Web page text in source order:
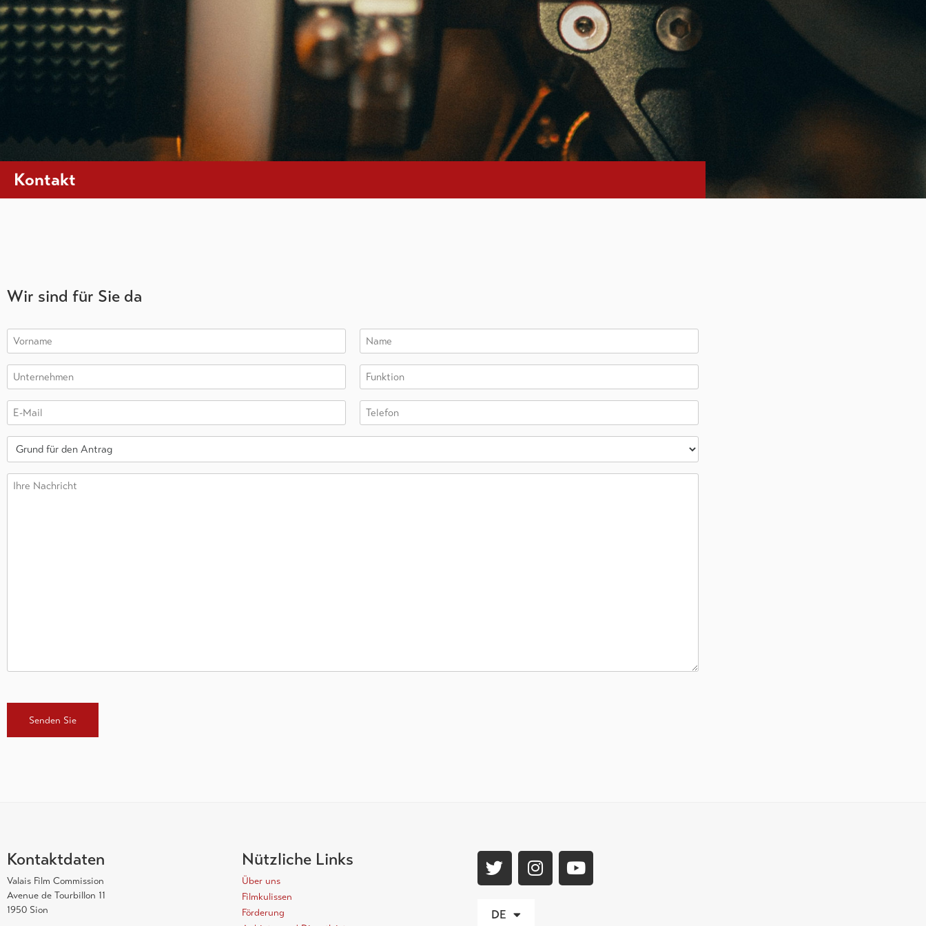
Kontakt
Wir sind für Sie da
Vorname Name
Unternehmen Funktion
E-
Mail
Telefon
Grund
für
den
Ihre
Kontaktdaten
Valais Film Commission
Avenue de Tourbillon 11
1950 Sion
Nützliche Links
Über uns
Filmkulissen
Förderung
DE